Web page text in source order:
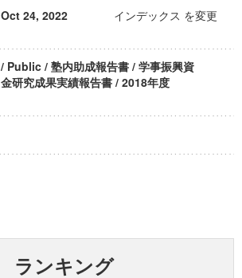
Oct 24, 2022 インデックス を変更
/ Public / 塾内助成報告書 / 学事振興資
金研究成果実績報告書 / 2018年度
ランキング